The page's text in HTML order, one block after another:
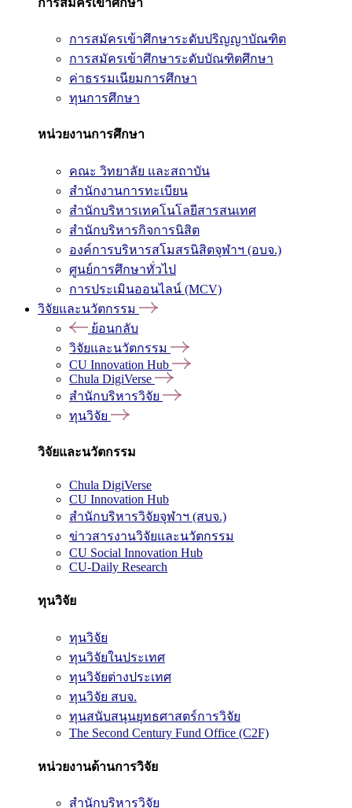
การสมัครเข้าศึกษาระดับปริญญาบัณฑิต
การสมัครเข้าศึกษาระดับบัณฑิตศึกษา
ค่าธรรมเนียมการศึกษา
ทุนการศึกษา
หน่วยงานการศึกษา
คณะ วิทยาลัย และสถาบัน
สำนักงานการทะเบียน
สำนักบริหารเทคโนโลยีสารสนเทศ
สำนักบริหารกิจการนิสิต
องค์การบริหารสโมสรนิสิตจุฬาฯ (อบจ.)
ศูนย์การศึกษาทั่วไป
การประเมินออนไลน์ (MCV)
วิจัยและนวัตกรรม
ย้อนกลับ
วิจัยและนวัตกรรม
CU Innovation Hub
Chula DigiVerse
สำนักบริหารวิจัย
ทุนวิจัย
วิจัยและนวัตกรรม
Chula DigiVerse
CU Innovation Hub
สำนักบริหารวิจัยจุฬาฯ (สบจ.)
ข่าวสารงานวิจัยและนวัตกรรม
CU Social Innovation Hub
CU-Daily Research
ทุนวิจัย
ทุนวิจัย
ทุนวิจัยในประเทศ
ทุนวิจัยต่างประเทศ
ทุนวิจัย สบจ.
ทุนสนับสนุนยุทธศาสตร์การวิจัย
The Second Century Fund Office (C2F)
หน่วยงานด้านการวิจัย
สำนักบริหารวิจัย